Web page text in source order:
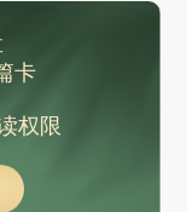
卡
权限